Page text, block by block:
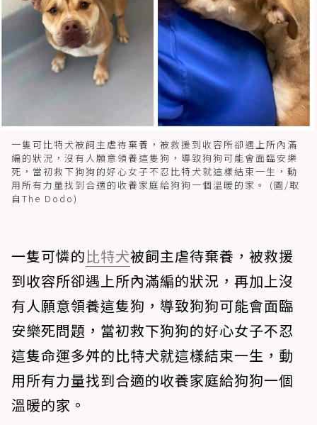
一隻可比特犬被飼主虐待棄養，被救援到收容所卻遇上所內滿
編的狀況，沒有人願意領養這隻狗，導致狗狗可能會面臨安樂
死，當初救下狗狗的好心女子不忍比特犬就這樣結束一生，動
用所有力量找到合適的收養家庭給狗狗一個溫暖的家。 (圖/取
自The Dodo)
一隻可憐的比特犬被飼主虐待棄養，被救援
到收容所卻遇上所內滿編的狀況，再加上沒
有人願意領養這隻狗，導致狗狗可能會面臨
安樂死問題，當初救下狗狗的好心女子不忍
這隻命運多舛的比特犬就這樣結束一生，動
用所有力量找到合適的收養家庭給狗狗一個
溫暖的家。